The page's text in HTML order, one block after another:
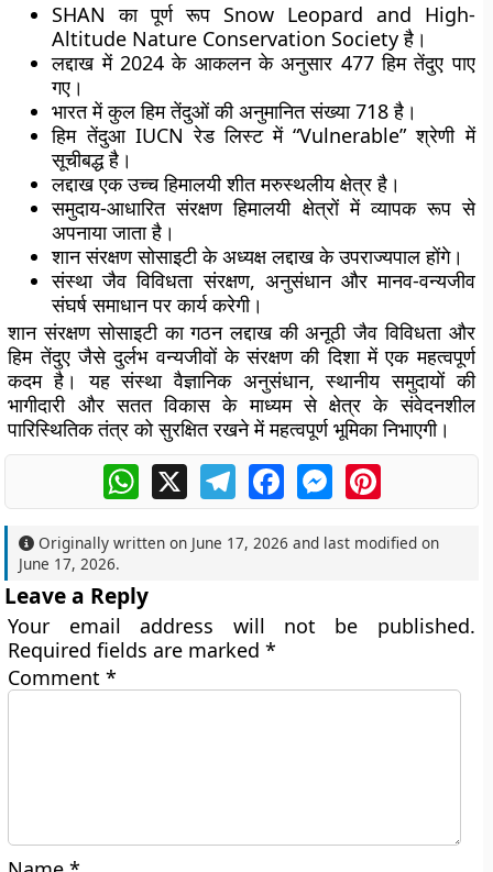
SHAN का पूर्ण रूप Snow Leopard and High-
Altitude Nature Conservation Society है।
लद्दाख में 2024 के आकलन के अनुसार 477 हिम तेंदुए पाए
गए।
भारत में कुल हिम तेंदुओं की अनुमानित संख्या 718 है।
हिम तेंदुआ IUCN रेड लिस्ट में “Vulnerable” श्रेणी में
सूचीबद्ध है।
लद्दाख एक उच्च हिमालयी शीत मरुस्थलीय क्षेत्र है।
समुदाय-आधारित संरक्षण हिमालयी क्षेत्रों में व्यापक रूप से
अपनाया जाता है।
शान संरक्षण सोसाइटी के अध्यक्ष लद्दाख के उपराज्यपाल होंगे।
संस्था जैव विविधता संरक्षण, अनुसंधान और मानव-वन्यजीव
संघर्ष समाधान पर कार्य करेगी।
शान संरक्षण सोसाइटी का गठन लद्दाख की अनूठी जैव विविधता और
हिम तेंदुए जैसे दुर्लभ वन्यजीवों के संरक्षण की दिशा में एक महत्वपूर्ण
कदम है। यह संस्था वैज्ञानिक अनुसंधान, स्थानीय समुदायों की
भागीदारी और सतत विकास के माध्यम से क्षेत्र के संवेदनशील
पारिस्थितिक तंत्र को सुरक्षित रखने में महत्वपूर्ण भूमिका निभाएगी।
WhatsApp
X TelegramFacebookMessengerPinterest
Originally written on June 17, 2026 and last modified on
June 17, 2026.
Leave a Reply
Your email address will not be published.
Required fields are marked*
Comment*